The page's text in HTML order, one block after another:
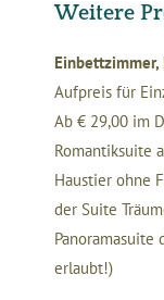
Weitere
Einbettzimmer,
Aufpreis für
Ab € 29,00 im
Romantiksuite
Haustier ohne
der Suite
erlaubt!)